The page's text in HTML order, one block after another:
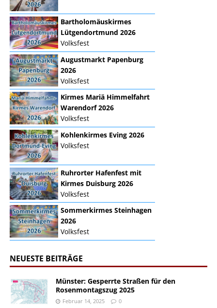
Bartholomäuskirmes
Lütgendortmund 2026
Volksfest
Augustmarkt Papenburg
2026
Volksfest
Kirmes Mariä Himmelfahrt
Warendorf 2026
Volksfest
Kohlenkirmes Eving 2026
Volksfest
Ruhrorter Hafenfest mit
Kirmes Duisburg 2026
Volksfest
Sommerkirmes Steinhagen
2026
Volksfest
NEUESTE BEITRÄGE
Münster: Gesperrte Straßen für den
Rosenmontagszug 2025
Februar 14, 2025 0